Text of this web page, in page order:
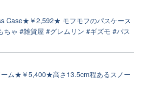
Case★￥2,592★ モフモフのパスケース
ゃ #雑貨屋 #グレムリン #ギズモ #パス
ーム★￥5,400★高さ13.5cm程あるスノー